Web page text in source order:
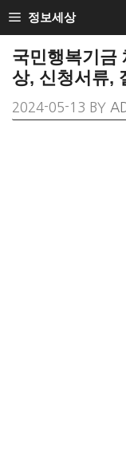
SKIP
TO
CONTENT
정보세상
국민행복기금
상, 신청서류,
2024-05-13 BY